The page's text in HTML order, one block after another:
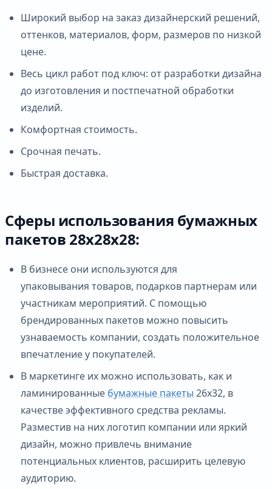
Широкий выбор на заказ дизайнерский решений,
оттенков, материалов, форм, размеров по низкой
цене.
Весь цикл работ под ключ: от разработки дизайна
до изготовления и постпечатной обработки
изделий.
Комфортная стоимость.
Срочная печать.
Быстрая доставка.
Сферы использования бумажных
пакетов 28х28х28:
В бизнесе они используются для
упаковывания товаров, подарков партнерам или
участникам мероприятий. С помощью
брендированных пакетов можно повысить
узнаваемость компании, создать положительное
впечатление у покупателей.
В маркетинге их можно использовать, как и
ламинированные бумажные пакеты 26х32, в
качестве эффективного средства рекламы.
Разместив на них логотип компании или яркий
дизайн, можно привлечь внимание
потенциальных клиентов, расширить целевую
аудиторию.